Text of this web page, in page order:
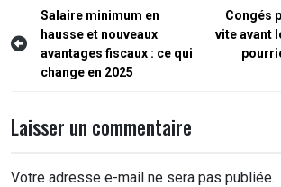
Navigation
de
l’article
Salaire minimum en
hausse et nouveaux
avantages fiscaux : ce qui
change en 2025
Congés
vite avant
Laisser un commentaire
Votre adresse e-mail ne sera pas publiée.